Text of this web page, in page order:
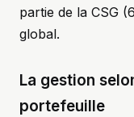
partie de la CSG
global.
La gestion
portefeuille